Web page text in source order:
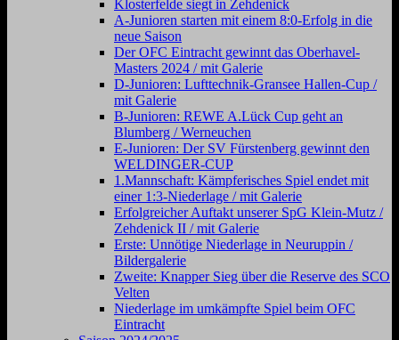
Klosterfelde siegt in Zehdenick
A-Junioren starten mit einem 8:0-Erfolg in die
neue Saison
Der OFC Eintracht gewinnt das Oberhavel-
Masters 2024 / mit Galerie
D-Junioren: Lufttechnik-Gransee Hallen-Cup /
mit Galerie
B-Junioren: REWE A.Lück Cup geht an
Blumberg / Werneuchen
E-Junioren: Der SV Fürstenberg gewinnt den
WELDINGER-CUP
1.Mannschaft: Kämpferisches Spiel endet mit
einer 1:3-Niederlage / mit Galerie
Erfolgreicher Auftakt unserer SpG Klein-Mutz /
Zehdenick II / mit Galerie
Erste: Unnötige Niederlage in Neuruppin /
Bildergalerie
Zweite: Knapper Sieg über die Reserve des SCO
Velten
Niederlage im umkämpfte Spiel beim OFC
Eintracht